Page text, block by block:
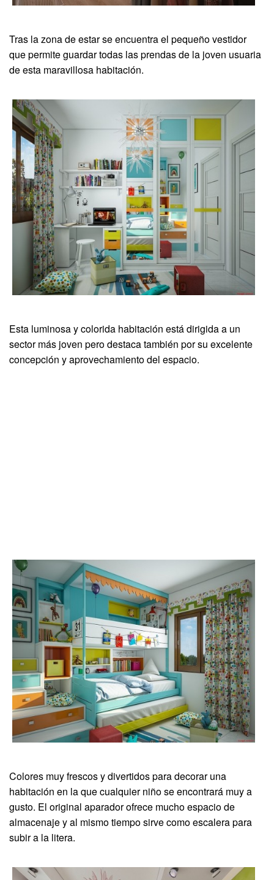
Tras la zona de estar se encuentra el pequeño vestidor
que permite guardar todas las prendas de la joven usuaria
de esta maravillosa habitación.
Esta luminosa y colorida habitación está dirigida a un
sector más joven pero destaca también por su excelente
concepción y aprovechamiento del espacio.
Colores muy frescos y divertidos para decorar una
habitación en la que cualquier niño se encontrará muy a
gusto. El original aparador ofrece mucho espacio de
almacenaje y al mismo tiempo sirve como escalera para
subir a la litera.